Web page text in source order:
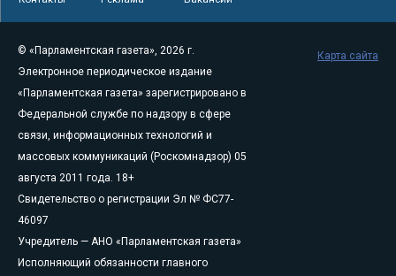
© «Парламентская газета», 2026 г.
Электронное периодическое издание
«Парламентская газета» зарегистрировано в
Федеральной службе по надзору в сфере
связи, информационных технологий и
массовых коммуникаций (Роскомнадзор) 05
августа 2011 года. 18+
Свидетельство о регистрации Эл № ФС77-
46097
Учредитель — АНО «Парламентская газета»
Исполняющий обязанности главного
Карта сайта